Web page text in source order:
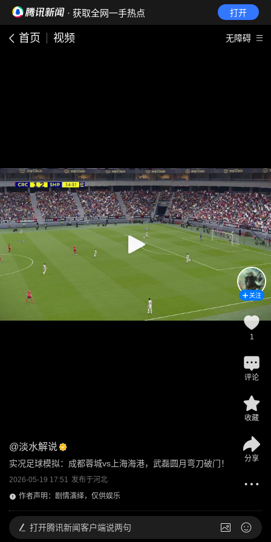
· 获取全网一手热点 打开
首页 视频 无障碍
@淡水解说
实况足球模拟：成都蓉城vs上海海港，武磊圆月弯刀破门！
2026-05-19 17:51 发布于河北
作者声明：剧情演绎，仅供娱乐
关注
1
评论
收藏
分享
打开腾讯新闻客户端说两句